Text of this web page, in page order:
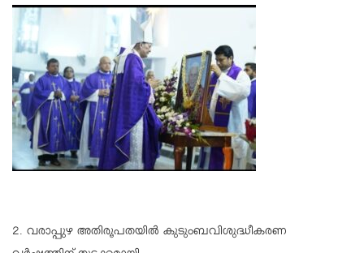
2. വരാപ്പുഴ അതിരൂപതയിൽ കുടുംബവിശുദ്ധീകരണ